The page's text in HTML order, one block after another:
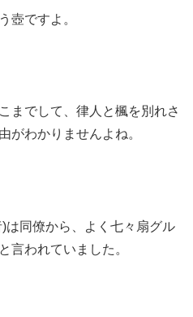
壺ですよ。
までして、律人と楓を別れさ
がわかりませんよね。
は同僚から、よく七々扇グル
言われていました。